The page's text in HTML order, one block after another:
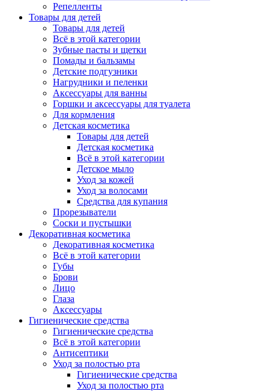
Репелленты
Товары для детей
Товары для детей
Всё в этой категории
Зубные пасты и щетки
Помады и бальзамы
Детские подгузники
Нагрудники и пеленки
Аксессуары для ванны
Горшки и аксессуары для туалета
Для кормления
Детская косметика
Товары для детей
Детская косметика
Всё в этой категории
Детское мыло
Уход за кожей
Уход за волосами
Средства для купания
Прорезыватели
Соски и пустышки
Декоративная косметика
Декоративная косметика
Всё в этой категории
Губы
Брови
Лицо
Глаза
Аксессуары
Гигиенические средства
Гигиенические средства
Всё в этой категории
Антисептики
Уход за полостью рта
Гигиенические средства
Уход за полостью рта